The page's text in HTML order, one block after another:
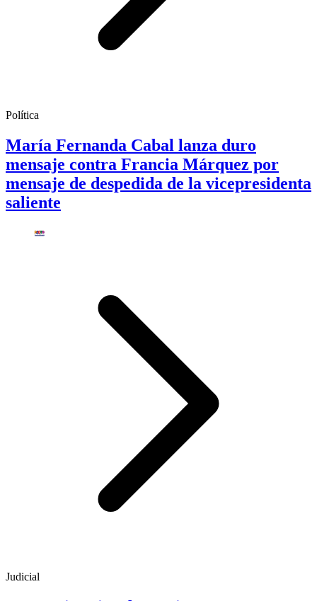
Política
María Fernanda Cabal lanza duro
mensaje contra Francia Márquez por
mensaje de despedida de la vicepresidenta
saliente
Judicial